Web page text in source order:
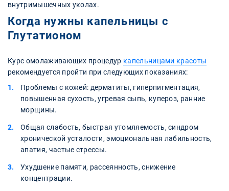
внутримышечных уколах.
Когда нужны капельницы с
Глутатионом
Курс омолаживающих процедур капельницами красоты
рекомендуется пройти при следующих показаниях:
Проблемы с кожей: дерматиты, гиперпигментация,
повышенная сухость, угревая сыпь, купероз, ранние
морщины.
Общая слабость, быстрая утомляемость, синдром
хронической усталости, эмоциональная лабильность,
апатия, частые стрессы.
Ухудшение памяти, рассеянность, снижение
концентрации.